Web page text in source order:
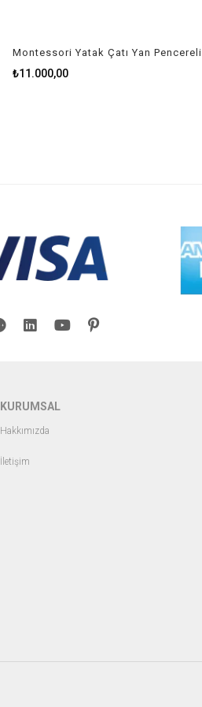
Montessori Yatak Çatı Yan Pencereli
₺11.000,00
KURUMSAL
Hakkımızda
İletişim